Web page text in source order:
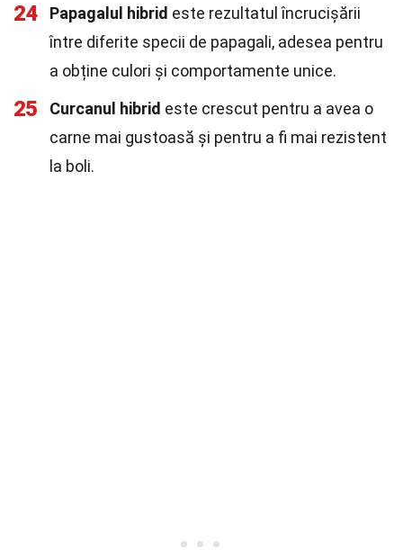
24 Papagalul hibrid este rezultatul încrucișării
între diferite specii de papagali, adesea pentru
a obține culori și comportamente unice.
25 Curcanul hibrid este crescut pentru a avea o
carne mai gustoasă și pentru a fi mai rezistent
la boli.